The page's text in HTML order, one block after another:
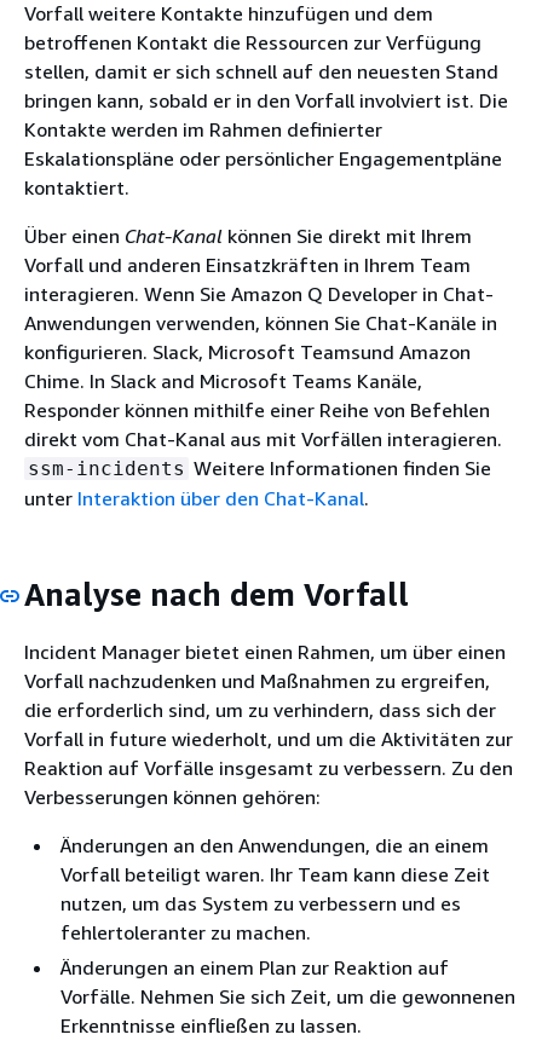
Vorfall weitere Kontakte hinzufügen und dem
betroffenen Kontakt die Ressourcen zur Verfügung
stellen, damit er sich schnell auf den neuesten Stand
bringen kann, sobald er in den Vorfall involviert ist. Die
Kontakte werden im Rahmen definierter
Eskalationspläne oder persönlicher Engagementpläne
kontaktiert.
Über einen Chat-Kanal können Sie direkt mit Ihrem
Vorfall und anderen Einsatzkräften in Ihrem Team
interagieren. Wenn Sie Amazon Q Developer in Chat-
Anwendungen verwenden, können Sie Chat-Kanäle in
konfigurieren. Slack, Microsoft Teamsund Amazon
Chime. In Slack and Microsoft Teams Kanäle,
Responder können mithilfe einer Reihe von Befehlen
direkt vom Chat-Kanal aus mit Vorfällen interagieren.
ssm-incidents Weitere Informationen finden Sie
unter Interaktion über den Chat-Kanal.
Analyse nach dem Vorfall
Incident Manager bietet einen Rahmen, um über einen
Vorfall nachzudenken und Maßnahmen zu ergreifen,
die erforderlich sind, um zu verhindern, dass sich der
Vorfall in future wiederholt, und um die Aktivitäten zur
Reaktion auf Vorfälle insgesamt zu verbessern. Zu den
Verbesserungen können gehören:
Änderungen an den Anwendungen, die an einem
Vorfall beteiligt waren. Ihr Team kann diese Zeit
nutzen, um das System zu verbessern und es
fehlertoleranter zu machen.
Änderungen an einem Plan zur Reaktion auf
Vorfälle. Nehmen Sie sich Zeit, um die gewonnenen
Erkenntnisse einfließen zu lassen.